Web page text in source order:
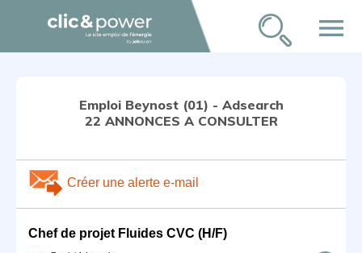
menu
Emploi Beynost (01) - Adsearch
22 ANNONCES A CONSULTER
Créer une alerte e-mail
Chef de projet Fluides CVC (H/F)